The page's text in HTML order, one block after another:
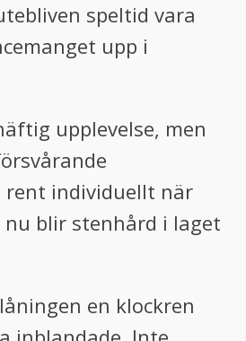
speltid vara
upp i
upplevelse, men
rent individuellt när
blir stenhård i laget
en klockren